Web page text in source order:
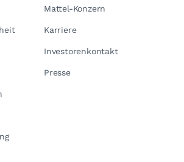
Mattel-Konzern
Karriere
Investorenkontakt
Presse